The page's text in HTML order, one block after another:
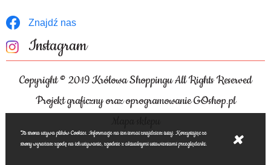
Znajdź nas
Instagram
Copyright © 2019 Królowa Shoppingu All Rights Reserved
Projekt graficzny oraz oprogramowanie GOshop.pl
Ta strona używa plików Cookies. Informacje na ten temat znajdziesz tutaj. Korzystając ze
strony wyrażasz zgodę na ich używanie, zgodnie z aktualnymi ustawieniami przeglądarki.